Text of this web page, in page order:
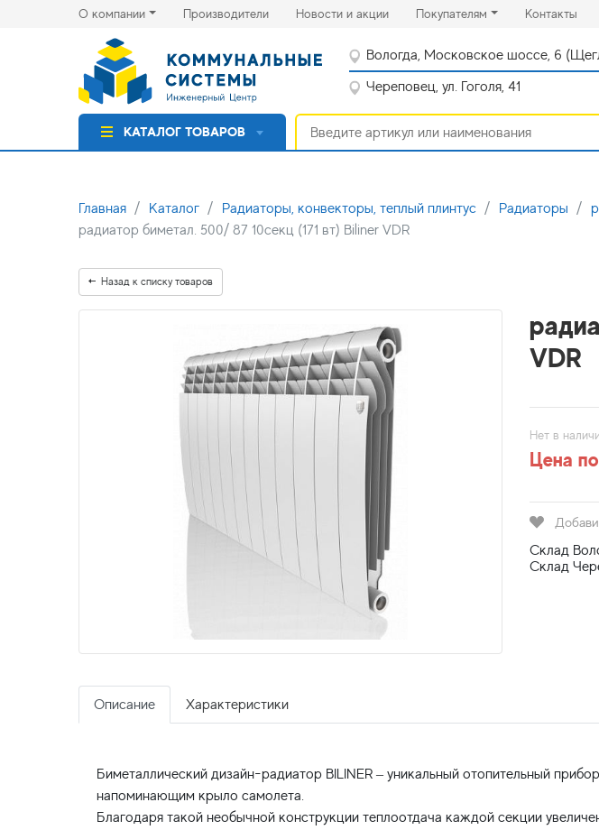
О компании Производители(current)Новости и акции(current)Покупателям Контакты
Вологда, Московское шоссе, 6
Череповец, ул. Гоголя, 41
КАТАЛОГ ТОВАРОВ
Главная Каталог Радиаторы, конвекторы, теплый плинтус Радиаторы
радиатор биметал. 500/ 87 10секц (171 вт) Biliner VDR
Назад к списку товаров
VDR
Нет в
Цена
Склад
Склад
Описание Характеристики
Биметаллический дизайн-радиатор BILINER – уникальный отопительный
напоминающим крыло самолета.
Благодаря такой необычной конструкции теплоотдача каждой секции